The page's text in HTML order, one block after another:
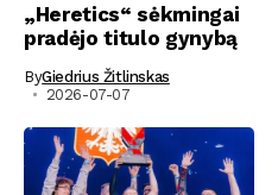
„Heretics“ sėkmingai
pradėjo titulo gynybą
ByGiedrius Žitlinskas
2026-07-07